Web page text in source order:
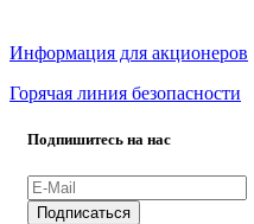
Информация для акционеров
Горячая линия безопасности
Подпишитесь на нас